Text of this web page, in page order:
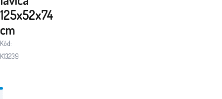
125x52x74
cm
Kód:
K13239